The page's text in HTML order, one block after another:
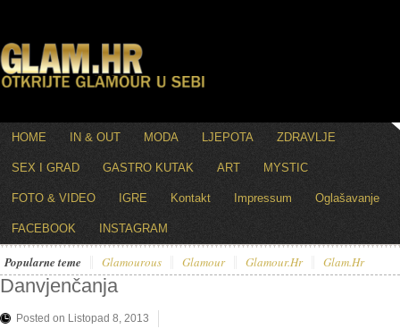
HOME IN & OUT MODA LJEPOTA ZDRAVLJE
SEX I GRAD GASTRO KUTAK ART MYSTIC
FOTO & VIDEO IGRE Kontakt Impressum Oglašavanje
FACEBOOK INSTAGRAM
Popularne teme Glamourous Glamour Glamour.hr Glam.hr
Danvjenčanja
Posted on Listopad 8, 2013